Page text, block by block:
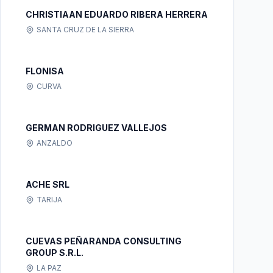
CHRISTIAAN EDUARDO RIBERA HERRERA
SANTA CRUZ DE LA SIERRA
FLONISA
CURVA
GERMAN RODRIGUEZ VALLEJOS
ANZALDO
ACHE SRL
TARIJA
CUEVAS PEÑARANDA CONSULTING
GROUP S.R.L.
LA PAZ